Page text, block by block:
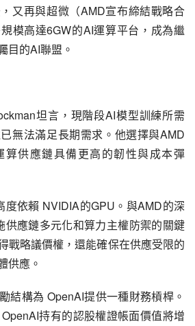
又再與超微（AMD宣布締結戰略合
模高達6GW的AI運算平台，成為繼
目的AI聯盟。
坦言，現階段AI模型訓練所需
無法滿足長期需求。他選擇與AMD
算供應鏈具備更高的韌性與成本彈
度依賴 NVIDIA的GPU。與AMD的深
供應鏈多元化和算力主權防禦的關鍵
戰略議價權，還能確保在供應受限的
供應。
結構為 OpenAI提供一種財務槓桿。
持有的認股權證帳面價值將增